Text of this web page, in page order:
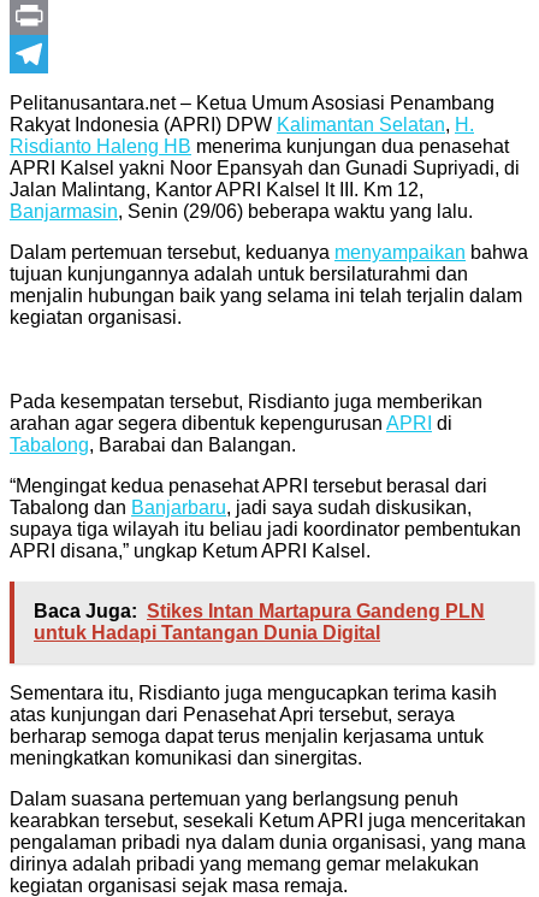
WhatsApp
Print
Telegram
Pelitanusantara.net – Ketua Umum Asosiasi Penambang
Rakyat Indonesia (APRI) DPW Kalimantan Selatan, H.
Risdianto Haleng HB menerima kunjungan dua penasehat
APRI Kalsel yakni Noor Epansyah dan Gunadi Supriyadi, di
Jalan Malintang, Kantor APRI Kalsel lt III. Km 12,
Banjarmasin, Senin (29/06) beberapa waktu yang lalu.
Dalam pertemuan tersebut, keduanya menyampaikan bahwa
tujuan kunjungannya adalah untuk bersilaturahmi dan
menjalin hubungan baik yang selama ini telah terjalin dalam
kegiatan organisasi.
Pada kesempatan tersebut, Risdianto juga memberikan
arahan agar segera dibentuk kepengurusan APRI di
Tabalong, Barabai dan Balangan.
“Mengingat kedua penasehat APRI tersebut berasal dari
Tabalong dan Banjarbaru, jadi saya sudah diskusikan,
supaya tiga wilayah itu beliau jadi koordinator pembentukan
APRI disana,” ungkap Ketum APRI Kalsel.
Baca Juga: Stikes Intan Martapura Gandeng PLN
untuk Hadapi Tantangan Dunia Digital
Sementara itu, Risdianto juga mengucapkan terima kasih
atas kunjungan dari Penasehat Apri tersebut, seraya
berharap semoga dapat terus menjalin kerjasama untuk
meningkatkan komunikasi dan sinergitas.
Dalam suasana pertemuan yang berlangsung penuh
kearabkan tersebut, sesekali Ketum APRI juga menceritakan
pengalaman pribadi nya dalam dunia organisasi, yang mana
dirinya adalah pribadi yang memang gemar melakukan
kegiatan organisasi sejak masa remaja.